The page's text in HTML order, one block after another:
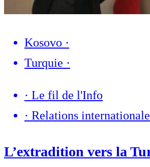
Kosovo ·
Turquie ·
· Le fil de l'Info
· Relations
L’extradition vers la